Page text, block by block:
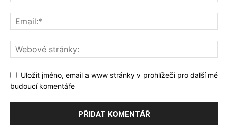
Uložit jméno, email a www stránky v prohlížeči pro další mé
budoucí komentáře